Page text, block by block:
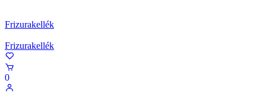
Frizurakellék
Frizurakellék
0